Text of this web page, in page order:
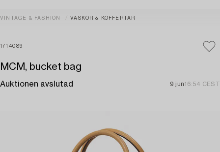
VINTAGE & FASHION VÄSKOR & KOFFERTAR
1714089
MCM, bucket bag
Auktionen avslutad 9 jun16:54 CEST